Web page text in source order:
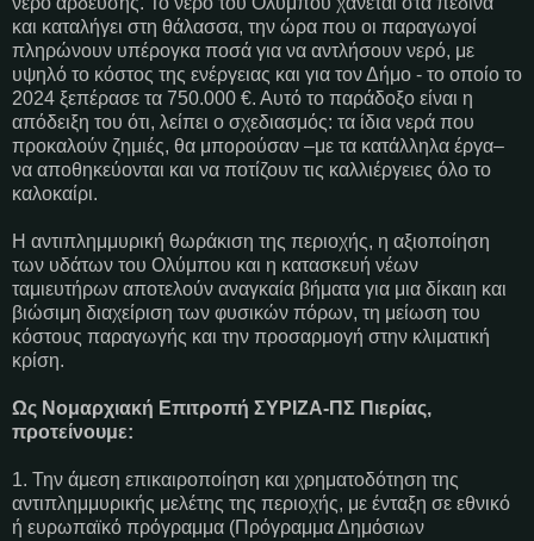
και καταλήγει στη θάλασσα, την ώρα που οι παραγωγοί
πληρώνουν υπέρογκα ποσά για να αντλήσουν νερό, με
υψηλό το κόστος της ενέργειας και για τον Δήμο - το οποίο το
2024 ξεπέρασε τα 750.000 €. Αυτό το παράδοξο είναι η
απόδειξη του ότι, λείπει ο σχεδιασμός: τα ίδια νερά που
προκαλούν ζημιές, θα μπορούσαν –με τα κατάλληλα έργα–
να αποθηκεύονται και να ποτίζουν τις καλλιέργειες όλο το
καλοκαίρι.
Η αντιπλημμυρική θωράκιση της περιοχής, η αξιοποίηση
των υδάτων του Ολύμπου και η κατασκευή νέων
ταμιευτήρων αποτελούν αναγκαία βήματα για μια δίκαιη και
βιώσιμη διαχείριση των φυσικών πόρων, τη μείωση του
κόστους παραγωγής και την προσαρμογή στην κλιματική
κρίση.
Ως Νομαρχιακή Επιτροπή ΣΥΡΙΖΑ-ΠΣ Πιερίας,
προτείνουμε:
1. Την άμεση επικαιροποίηση και χρηματοδότηση της
αντιπλημμυρικής μελέτης της περιοχής, με ένταξη σε εθνικό
ή ευρωπαϊκό πρόγραμμα (Πρόγραμμα Δημόσιων